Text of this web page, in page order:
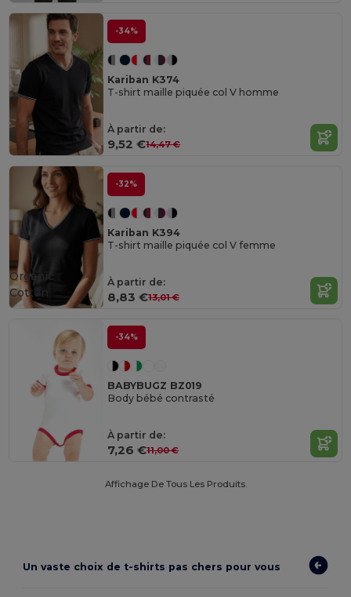
-34%
Kariban K374
T-shirt maille piquée col V homme
À partir de:
9,52 €14,47 €
-32%
Kariban K394
T-shirt maille piquée col V femme
À partir de:
8,83 €13,01 €
Organic
Cotton
-34%
BABYBUGZ BZ019
Body bébé contrasté
À partir de:
7,26 €11,00 €
Affichage De Tous Les Produits.
Un vaste choix de t-shirts pas chers pour vous